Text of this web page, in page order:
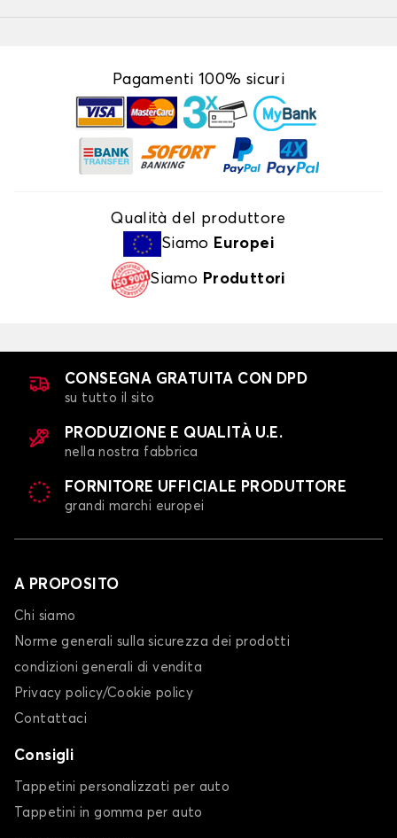
Pagamenti 100% sicuri
Qualità del produttore
Siamo Europei
Siamo Produttori
CONSEGNA GRATUITA CON DPD
su tutto il sito
PRODUZIONE E QUALITÀ U.E.
nella nostra fabbrica
FORNITORE UFFICIALE PRODUTTORE
grandi marchi europei
A PROPOSITO
Chi siamo
Norme generali sulla sicurezza dei prodotti
condizioni generali di vendita
Privacy policy/Cookie policy
Contattaci
Consigli
Tappetini personalizzati per auto
Tappetini in gomma per auto